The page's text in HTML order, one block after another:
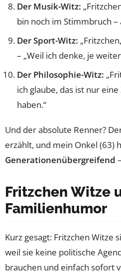
Der Musik-Witz:
bin noch im Stimmbruch
Der Sport-Witz:
– „Weil ich denke, je
Der Philosophie-Witz:
ich glaube, das ist nur
haben.“
Und der absolute Renner?
erzählt, und mein Onkel (63)
Generationenübergreifend
Fritzchen Witze
Familienhumor
Kurz gesagt: Fritzchen Witze
weil sie keine politische
brauchen und einfach sofort